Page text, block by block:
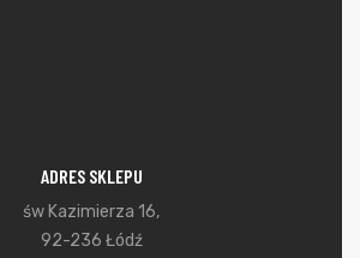
ADRES SKLEPU
św Kazimierza 16,
92-236 Łódź